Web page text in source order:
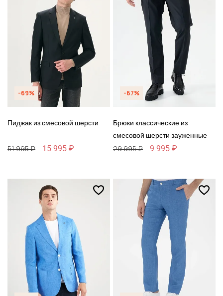
-69%
Пиджак из смесовой шерсти
51 995 ₽ 15 995 ₽
-67%
Брюки классические из
смесовой шерсти зауженные
29 995 ₽ 9 995 ₽